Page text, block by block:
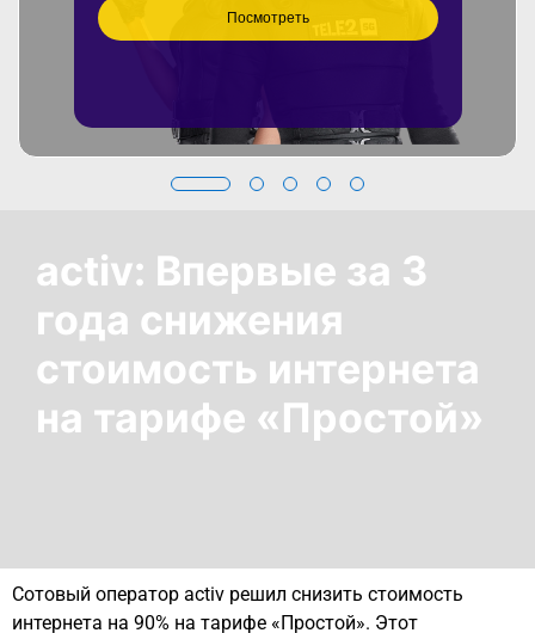
Посмотреть
activ: Впервые за 3
года снижения
стоимость интернета
на тарифе «Простой»
Сотовый оператор activ решил снизить стоимость
интернета на 90% на тарифе «Простой». Этот